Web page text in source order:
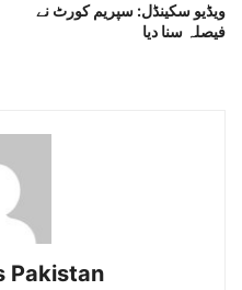
ویڈیو سکینڈل: سپریم کورٹ نے
فیصلہ سنا دیا
Pakistan